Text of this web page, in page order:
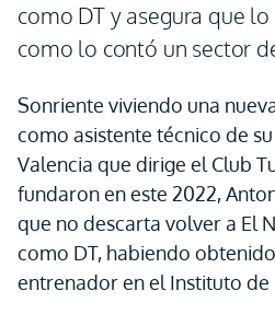
como DT y asegura que lo
como lo contó un sector
Sonriente viviendo una
como asistente técnico de
Valencia que dirige el Club
fundaron en este 2022,
que no descarta volver a El
como DT, habiendo
entrenador en el Instituto de